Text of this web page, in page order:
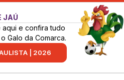
JAÚ
aqui e confira tudo
Galo da Comarca.
| 2026